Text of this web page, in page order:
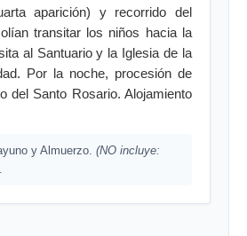
aparición) y recorrido del
transitar los niños hacia la
al Santuario y la Iglesia de la
Por la noche, procesión de
del Santo Rosario. Alojamiento
y Almuerzo. (NO incluye: